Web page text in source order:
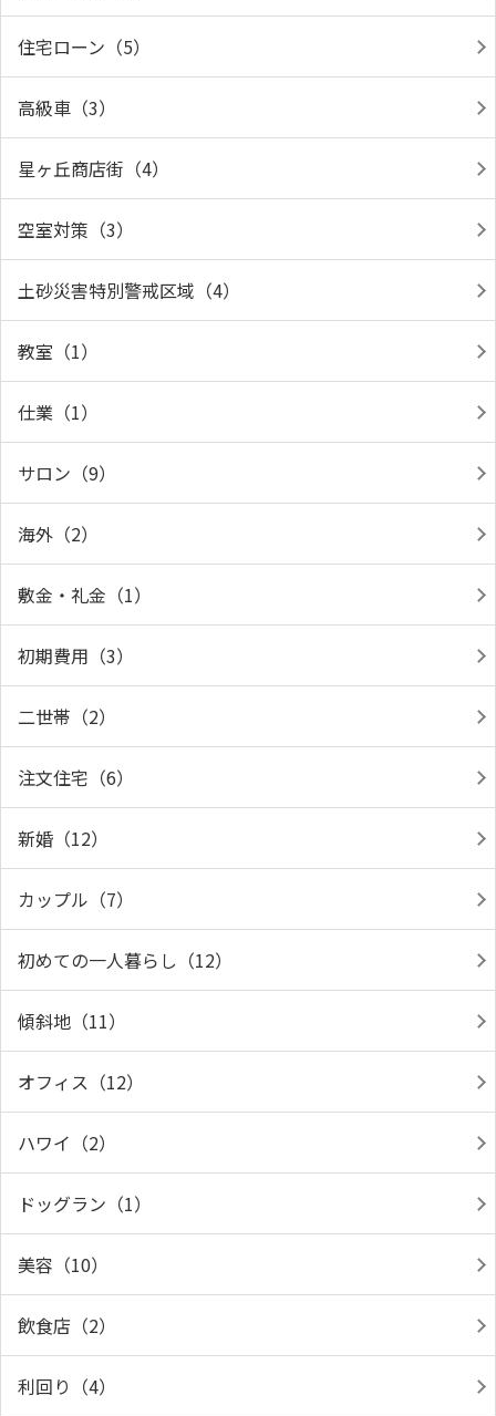
住宅ローン（5）
高級車（3）
星ヶ丘商店街（4）
空室対策（3）
土砂災害特別警戒区域（4）
教室（1）
仕業（1）
サロン（9）
海外（2）
敷金・礼金（1）
初期費用（3）
二世帯（2）
注文住宅（6）
新婚（12）
カップル（7）
初めての一人暮らし（12）
傾斜地（11）
オフィス（12）
ハワイ（2）
ドッグラン（1）
美容（10）
飲食店（2）
利回り（4）